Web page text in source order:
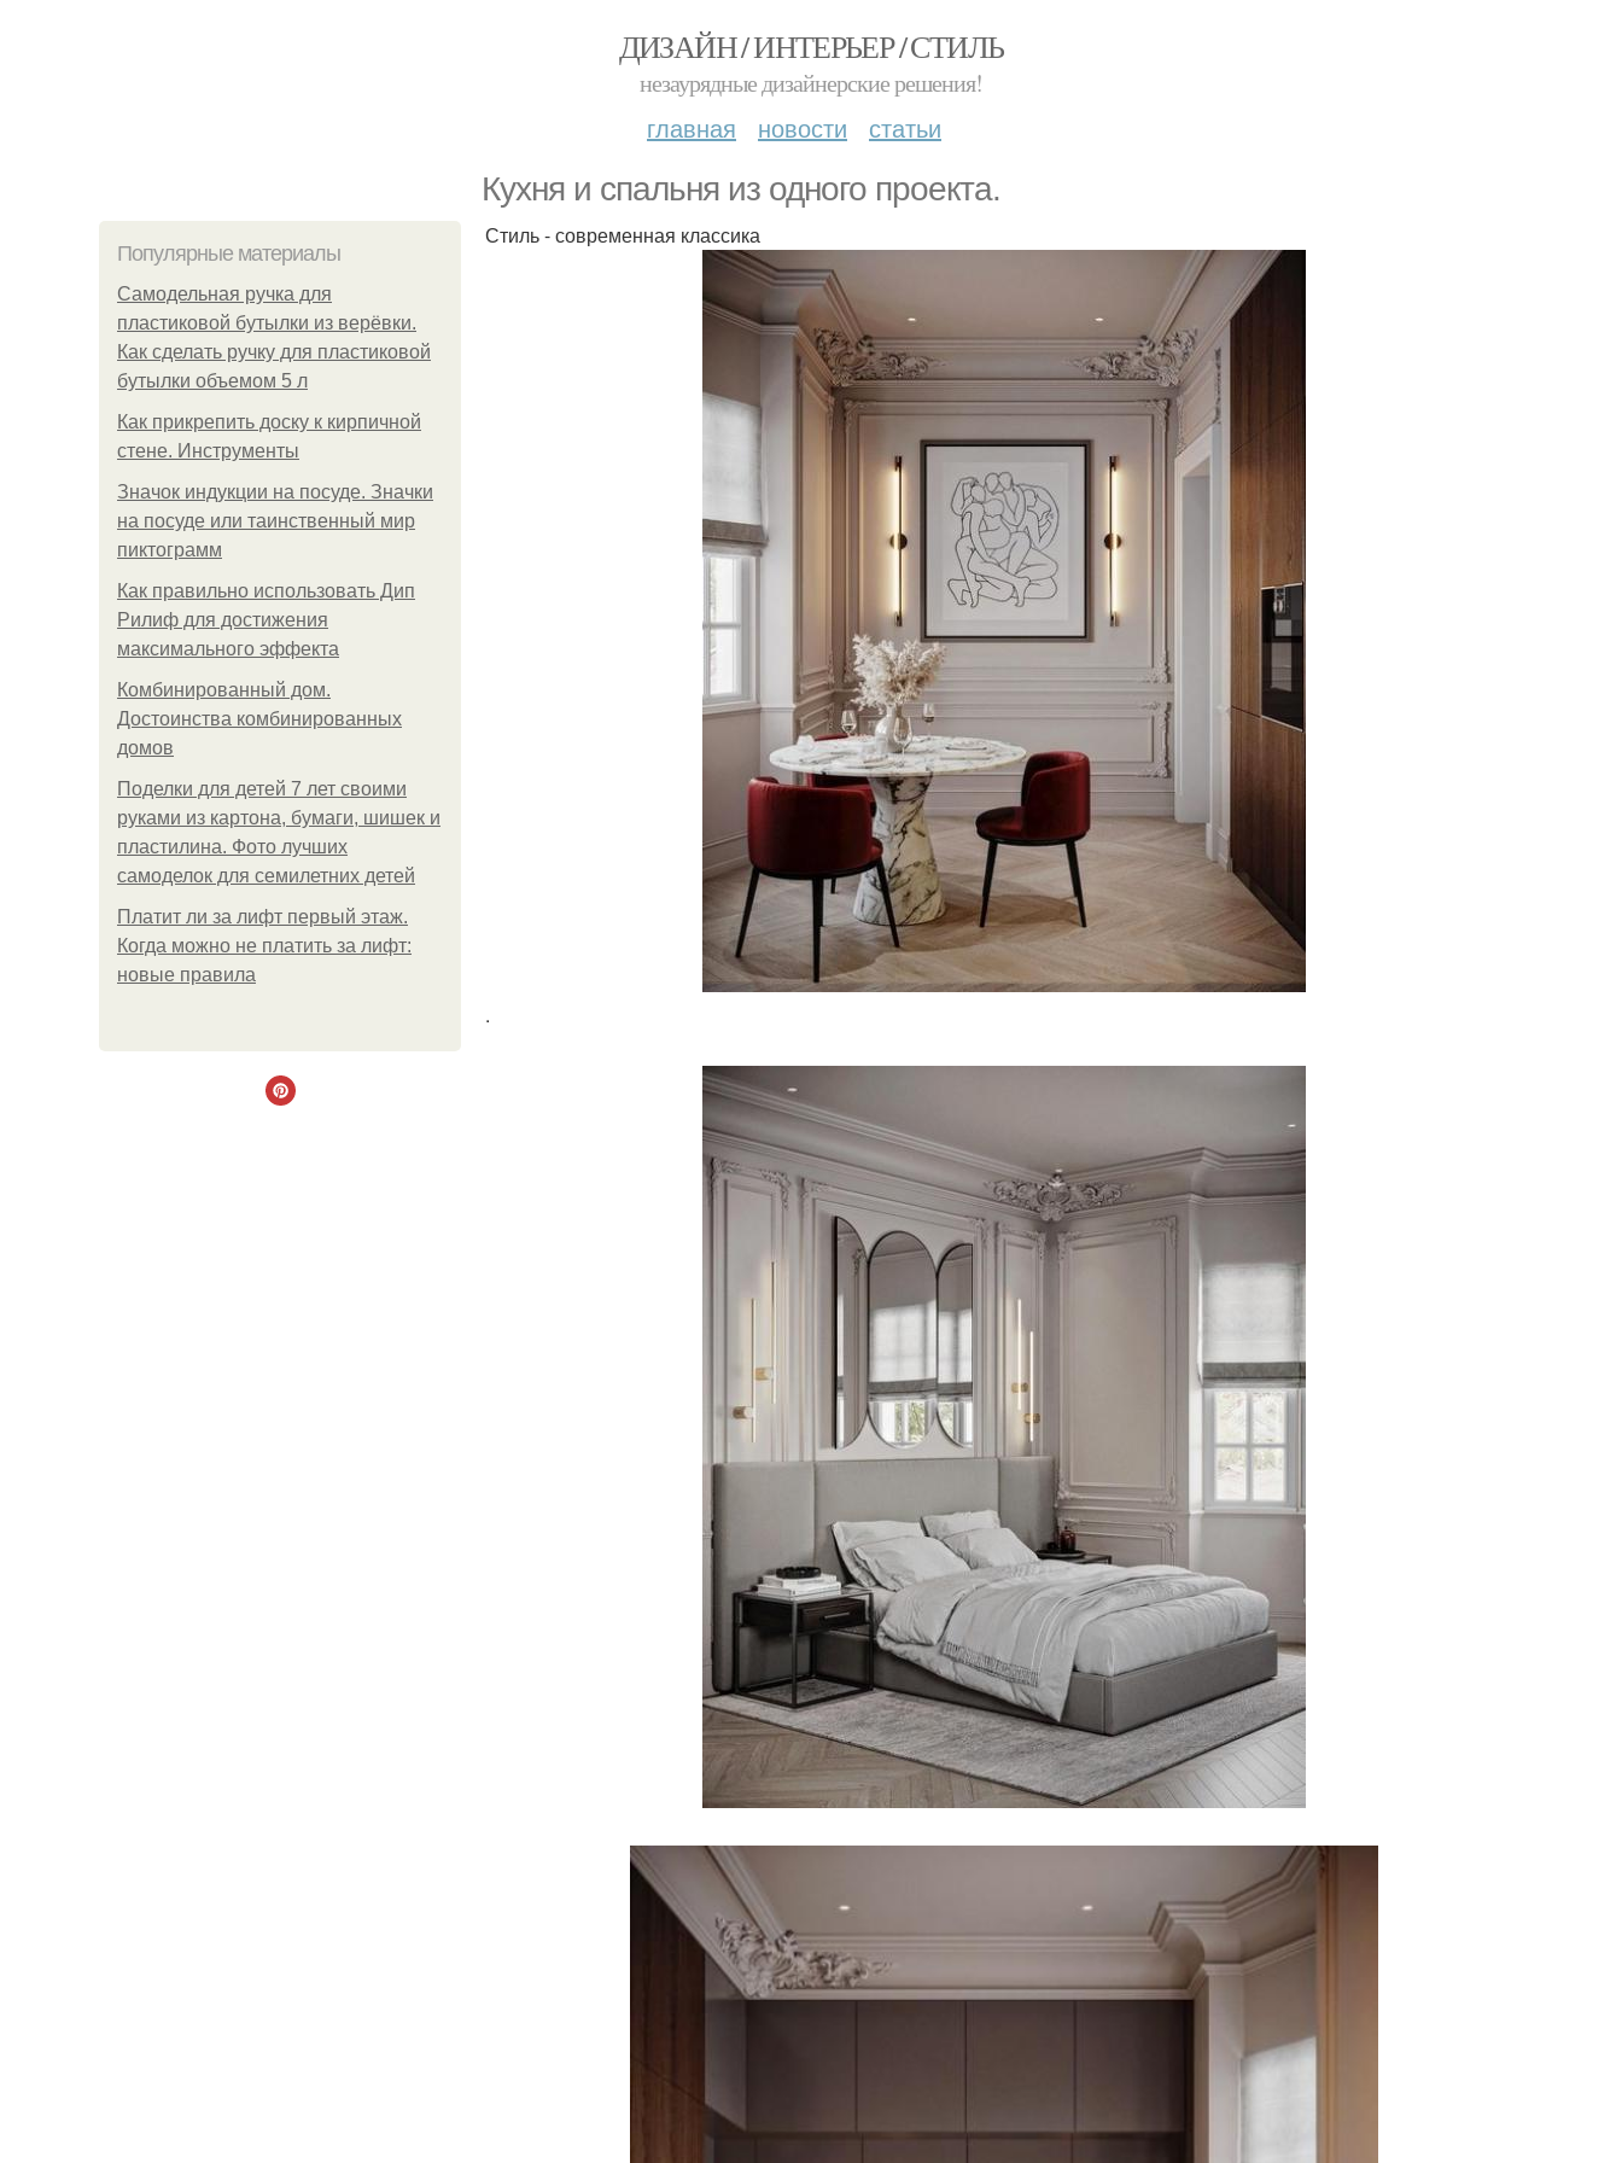
ДИЗАЙН / ИНТЕРЬЕР / СТИЛЬ
незаурядные дизайнерские решения!
главная новости статьи
Кухня и спальня из одного проекта.
Популярные материалы
Самодельная ручка для
пластиковой бутылки из верёвки.
Как сделать ручку для пластиковой
бутылки объемом 5 л
Как прикрепить доску к кирпичной
стене. Инструменты
Значок индукции на посуде. Значки
на посуде или таинственный мир
пиктограмм
Как правильно использовать Дип
Рилиф для достижения
максимального эффекта
Комбинированный дом.
Достоинства комбинированных
домов
Поделки для детей 7 лет своими
руками из картона, бумаги, шишек и
пластилина. Фото лучших
самоделок для семилетних детей
Платит ли за лифт первый этаж.
Когда можно не платить за лифт:
новые правила
Стиль - современная классика
.